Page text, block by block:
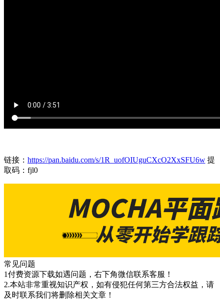
链接： https://pan.baidu.com/s/1R_uofOIUguCXcO2XxSFU6w 提
取码：fjl0
常见问题
1付费资源下载如遇问题，右下角微信联系客服！
2.本站非常重视知识产权，如有侵犯任何第三方合法权益，请
及时联系我们将删除相关文章！